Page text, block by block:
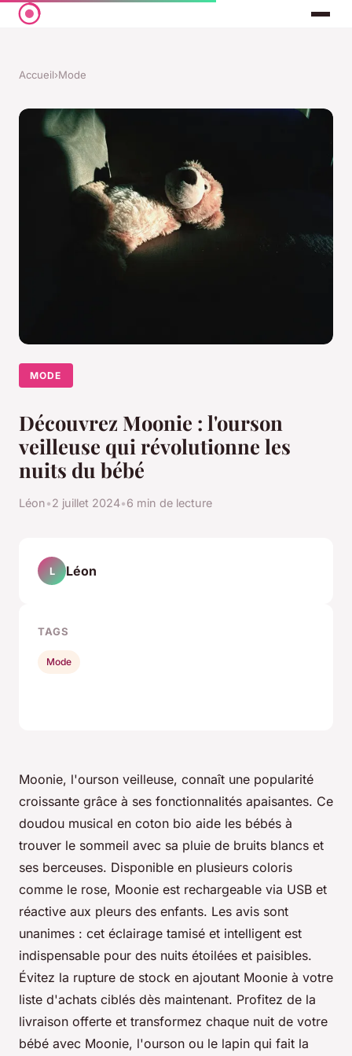
Accueil›Mode
MODE
Découvrez Moonie : l'ourson
veilleuse qui révolutionne les
nuits du bébé
Léon•2 juillet 2024•6 min de lecture
Moonie, l'ourson veilleuse, connaît une popularité
croissante grâce à ses fonctionnalités apaisantes. Ce
doudou musical en coton bio aide les bébés à
trouver le sommeil avec sa pluie de bruits blancs et
ses berceuses. Disponible en plusieurs coloris
comme le rose, Moonie est rechargeable via USB et
réactive aux pleurs des enfants. Les avis sont
unanimes : cet éclairage tamisé et intelligent est
indispensable pour des nuits étoilées et paisibles.
Évitez la rupture de stock en ajoutant Moonie à votre
liste d'achats ciblés dès maintenant. Profitez de la
livraison offerte et transformez chaque nuit de votre
bébé avec Moonie, l'ourson ou le lapin qui fait la
L Léon
TAGS
Mode